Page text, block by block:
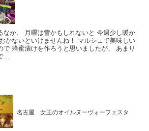
なか、 月曜は雪かもしれないと 今週少し暖か
かないといけませんね！ マルシェで美味しい
で 蜂蜜漬けを作ろうと思いましたが、 あまり
...
名古屋 女王のオイルヌーヴォーフェスタ